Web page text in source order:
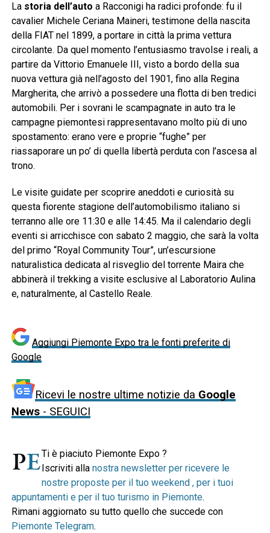
La storia dell’auto a Racconigi ha radici profonde: fu il
cavalier Michele Ceriana Maineri, testimone della nascita
della FIAT nel 1899, a portare in città la prima vettura
circolante. Da quel momento l’entusiasmo travolse i reali, a
partire da Vittorio Emanuele III, visto a bordo della sua
nuova vettura già nell’agosto del 1901, fino alla Regina
Margherita, che arrivò a possedere una flotta di ben tredici
automobili. Per i sovrani le scampagnate in auto tra le
campagne piemontesi rappresentavano molto più di uno
spostamento: erano vere e proprie “fughe” per
riassaporare un po’ di quella libertà perduta con l’ascesa al
trono.
Le visite guidate per scoprire aneddoti e curiosità su
questa fiorente stagione dell’automobilismo italiano si
terranno alle ore 11:30 e alle 14:45. Ma il calendario degli
eventi si arricchisce con sabato 2 maggio, che sarà la volta
del primo “Royal Community Tour”, un’escursione
naturalistica dedicata al risveglio del torrente Maira che
abbinerà il trekking a visite esclusive al Laboratorio Aulina
e, naturalmente, al Castello Reale.
Aggiungi Piemonte Expo tra le fonti preferite di
Google
Ricevi le nostre ultime notizie da Google
News- SEGUICI
Ti è piaciuto Piemonte Expo ?
Iscriviti alla nostra newsletter per ricevere le
nostre proposte per il tuo weekend , per i tuoi
appuntamenti e per il tuo turismo in Piemonte.
Rimani aggiornato su tutto quello che succede con
Piemonte Telegram.